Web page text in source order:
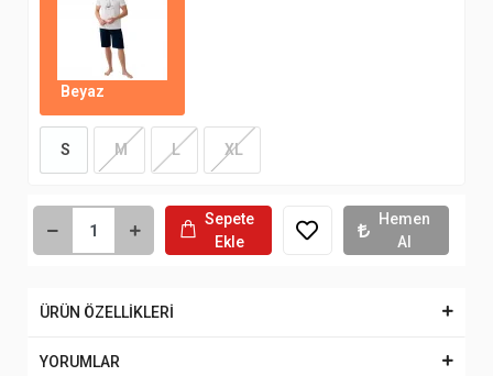
Beyaz
S M L XL
Sepete
Ekle
Hemen
Al
ÜRÜN ÖZELLİKLERİ
YORUMLAR